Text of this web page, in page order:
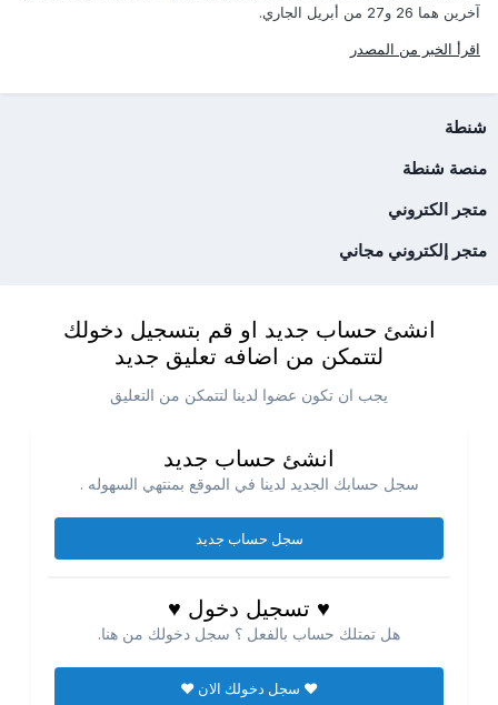
آخرين هما 26 و27 من أبريل الجاري.
اقرأ الخبر من المصدر
شنطة
منصة شنطة
متجر الكتروني
متجر إلكتروني مجاني
انشئ حساب جديد او قم بتسجيل دخولك
لتتمكن من اضافه تعليق جديد
يجب ان تكون عضوا لدينا لتتمكن من التعليق
انشئ حساب جديد
سجل حسابك الجديد لدينا في الموقع بمنتهي السهوله .
سجل حساب جديد
♥ تسجيل دخول ♥
هل تمتلك حساب بالفعل ؟ سجل دخولك من هنا.
♥ سجل دخولك الان ♥